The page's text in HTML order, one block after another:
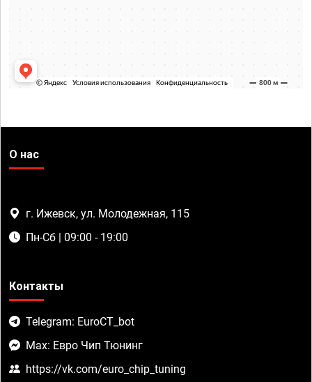
О нас
г. Ижевск, ул. Молодежная, 115
Пн-Сб | 09:00 - 19:00
Контакты
Telegram: EuroCT_bot
Max: Евро Чип Тюнинг
https://vk.com/euro_chip_tuning